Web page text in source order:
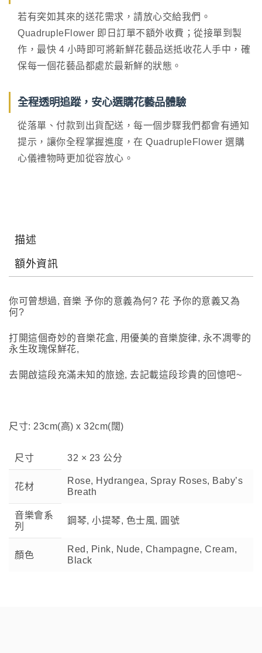
若有突如其來的送花需求，請放心交給我們。
QuadrupleFlower 即日訂單不額外收費；從接單到製
作，最快 4 小時即可將新鮮花藝品送抵收花人手中，確
保每一個花藝品都處於最新鮮的狀態。
全程透明追蹤，安心選購花藝品體驗
從落單、付款到出貨配送，每一個步驟我們都會有通知
提示，讓你全程掌握進度，在 QuadrupleFlower 選購
心儀禮物時更加從容放心。
描述
額外資訊
你可曾想過, 音樂 予你的意義為何? 花 予你的意義又為
何?
打開這個奇妙的音樂花盒, 用優美的音樂旋律, 永不凋零的
永生玫瑰保鮮花,
去開啟這段充滿未知的旅途, 去記載這段珍貴的回憶吧~
尺寸: 23cm(高) x 32cm(闊)
尺寸 32 × 23 公分
花材
Rose, Hydrangea, Spray Roses, Baby’s
Breath
音樂會系
列
鋼琴, 小提琴, 色士風, 圓號
顏色
Red, Pink, Nude, Champagne, Cream,
Black